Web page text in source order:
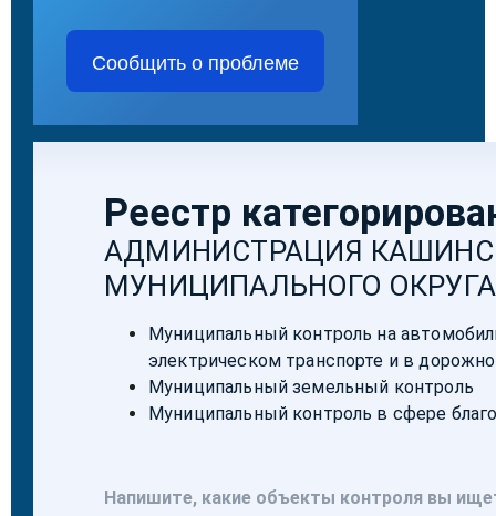
Сообщить о проблеме